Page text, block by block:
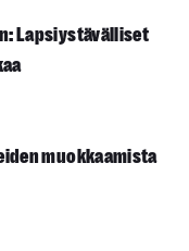
Lapsiystävälliset
muokkaamista